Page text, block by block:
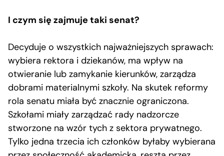
I czym się zajmuje taki senat?
Decyduje o wszystkich najważniejszych sprawach:
wybiera rektora i dziekanów, ma wpływ na
otwieranie lub zamykanie kierunków, zarządza
dobrami materialnymi szkoły. Na skutek reformy
rola senatu miała być znacznie ograniczona.
Szkołami miały zarządzać rady nadzorcze
stworzone na wzór tych z sektora prywatnego.
Tylko jedna trzecia ich członków byłaby wybierana